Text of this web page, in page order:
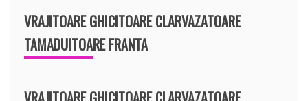
VRAJITOARE GHICITOARE CLARVAZATOARE
TAMADUITOARE FRANTA